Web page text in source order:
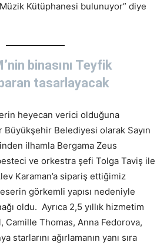
Kütüphanesi bulunuyor” diye
binasını Teyfik
tasarlayacak
heyecan verici olduğuna
Büyükşehir Belediyesi olarak Sayın
ilhamla Bergama Zeus
ve orkestra şefi Tolga Taviş ile
Karaman’a sipariş ettiğimiz
görkemli yapısı nedeniyle
oldu. Ayrıca 2,5 yıllık hizmetim
Camille Thomas, Anna Fedorova,
starlarını ağırlamanın yanı sıra